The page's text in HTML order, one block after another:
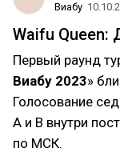
Виабу
Waifu Queen:
Первый раунд
Виабу 2023»
Голосование
A и B внутри
по МСК.